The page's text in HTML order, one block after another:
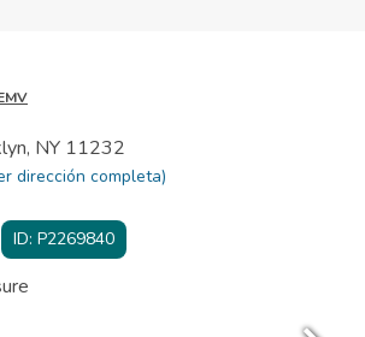
NY 11232
dirección completa)
ID: P2269840